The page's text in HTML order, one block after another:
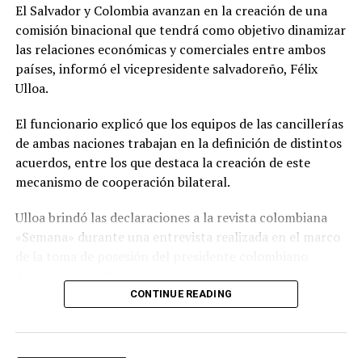
El Salvador y Colombia avanzan en la creación de una
comisión binacional que tendrá como objetivo dinamizar
las relaciones económicas y comerciales entre ambos
países, informó el vicepresidente salvadoreño, Félix
Ulloa.
El funcionario explicó que los equipos de las cancillerías
de ambas naciones trabajan en la definición de distintos
acuerdos, entre los que destaca la creación de este
mecanismo de cooperación bilateral.
Ulloa brindó las declaraciones a la revista colombiana
«Semana» durante una entrevista realizada en el marco
representación del presidente Nayib Bukele.
«En esta visita para asistir a la posesión del presidente
CONTINUE READING